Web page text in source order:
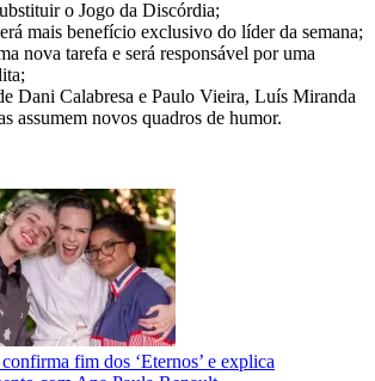
o Jogo da Discórdia;
mais benefício exclusivo do líder da semana;
nova tarefa e será responsável por uma
Dani Calabresa e Paulo Vieira, Luís Miranda
assumem novos quadros de humor.
fim dos ‘Eternos’ e explica